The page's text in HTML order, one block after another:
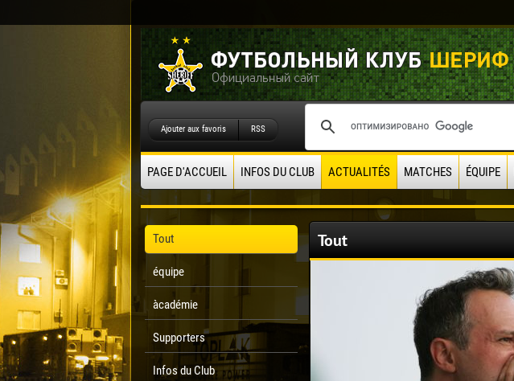
Ajouter aux favoris RSS
PAGE D'ACCUEIL INFOS DU CLUB ACTUALITÉS MATCHES ÉQUIPE
Tout
équipe
àcadémie
Supporters
Infos du Club
Tout